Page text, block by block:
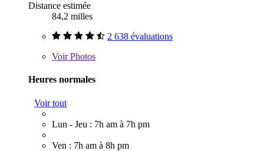
Distance estimée
84,2 milles
2 638 évaluations
VoirPhotos
Heures normales
Voir tout
Lun - Jeu : 7h am à 7h pm
Ven : 7h am à 8h pm